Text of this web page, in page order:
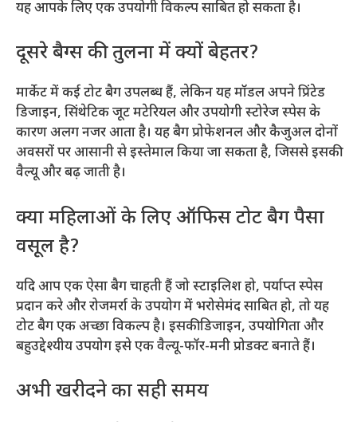
यह आपके लिए एक उपयोगी विकल्प साबित हो सकता है।
दूसरे बैग्स की तुलना में क्यों बेहतर?
मार्केट में कई टोट बैग उपलब्ध हैं, लेकिन यह मॉडल अपने प्रिंटेड
डिजाइन, सिंथेटिक जूट मटेरियल और उपयोगी स्टोरेज स्पेस के
कारण अलग नजर आता है। यह बैग प्रोफेशनल और कैजुअल दोनों
अवसरों पर आसानी से इस्तेमाल किया जा सकता है, जिससे इसकी
वैल्यू और बढ़ जाती है।
क्या महिलाओं के लिए ऑफिस टोट बैग पैसा
वसूल है?
यदि आप एक ऐसा बैग चाहती हैं जो स्टाइलिश हो, पर्याप्त स्पेस
प्रदान करे और रोजमर्रा के उपयोग में भरोसेमंद साबित हो, तो यह
टोट बैग एक अच्छा विकल्प है। इसकी डिजाइन, उपयोगिता और
बहुउद्देश्यीय उपयोग इसे एक वैल्यू-फॉर-मनी प्रोडक्ट बनाते हैं।
अभी खरीदने का सही समय